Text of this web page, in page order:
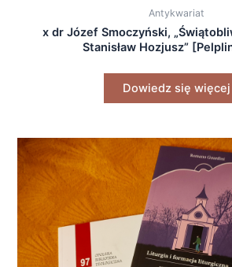
Antykwariat
x dr Józef Smoczyński,
Stanisław Hozjusz”
Dowiedz się więcej